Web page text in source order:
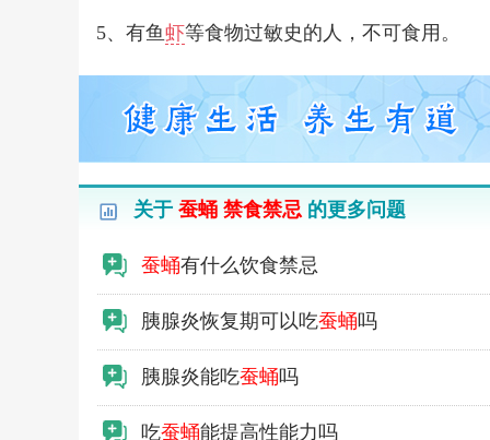
5、有鱼虾等食物过敏史的人，不可食用。
关于 蚕蛹 禁食禁忌 的更多问题
蚕蛹有什么饮食禁忌
胰腺炎恢复期可以吃蚕蛹吗
胰腺炎能吃蚕蛹吗
吃蚕蛹能提高性能力吗